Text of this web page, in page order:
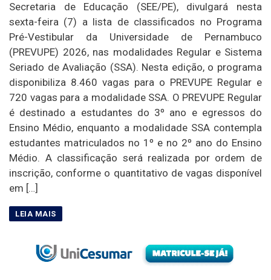
Secretaria de Educação (SEE/PE), divulgará nesta
sexta-feira (7) a lista de classificados no Programa
Pré-Vestibular da Universidade de Pernambuco
(PREVUPE) 2026, nas modalidades Regular e Sistema
Seriado de Avaliação (SSA). Nesta edição, o programa
disponibiliza 8.460 vagas para o PREVUPE Regular e
720 vagas para a modalidade SSA. O PREVUPE Regular
é destinado a estudantes do 3º ano e egressos do
Ensino Médio, enquanto a modalidade SSA contempla
estudantes matriculados no 1º e no 2º ano do Ensino
Médio. A classificação será realizada por ordem de
inscrição, conforme o quantitativo de vagas disponível
em […]